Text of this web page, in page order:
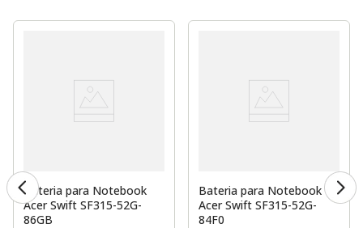
Bateria para Notebook
Acer Swift SF315-52G-
86GB
Bateria para Notebook
Acer Swift SF315-52G-
84F0